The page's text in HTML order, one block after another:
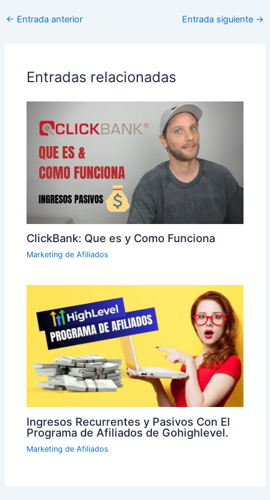
← Entrada anterior Entrada siguiente →
Entradas relacionadas
ClickBank: Que es y Como Funciona
Marketing de Afiliados
Ingresos Recurrentes y Pasivos Con El
Programa de Afiliados de Gohighlevel.
Marketing de Afiliados